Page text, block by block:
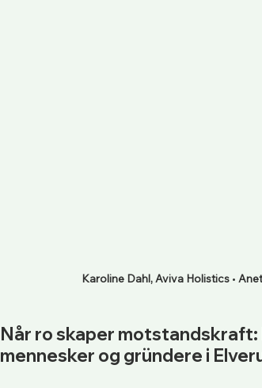
Karoline Dahl, Aviva Holistics •
Når ro skaper motstandskraft:
mennesker og gründere i